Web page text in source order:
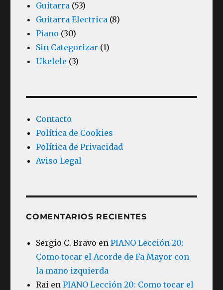
Guitarra (53)
Guitarra Electrica (8)
Piano (30)
Sin Categorizar (1)
Ukelele (3)
Contacto
Política de Cookies
Política de Privacidad
Aviso Legal
COMENTARIOS RECIENTES
Sergio C. Bravo enPIANO Lección 20:
Como tocar el Acorde de Fa Mayor con
la mano izquierda
Rai enPIANO Lección 20: Como tocar el